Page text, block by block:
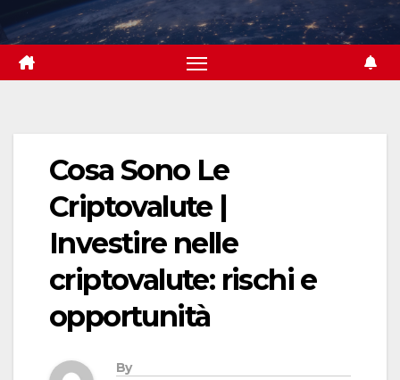
to
content
Cosa Sono Le
Criptovalute |
Investire nelle
criptovalute: rischi e
opportunità
By